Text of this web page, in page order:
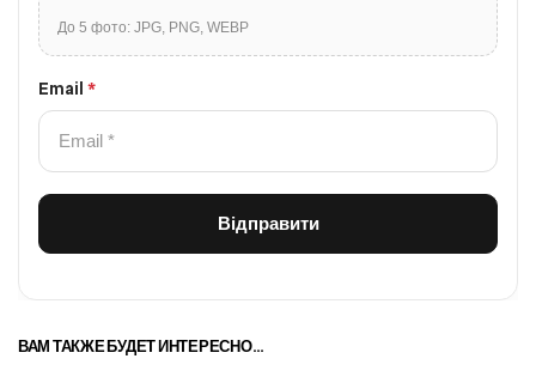
До 5 фото: JPG, PNG, WEBP
Email *
ВАМ ТАКЖЕ БУДЕТ ИНТЕРЕСНО…